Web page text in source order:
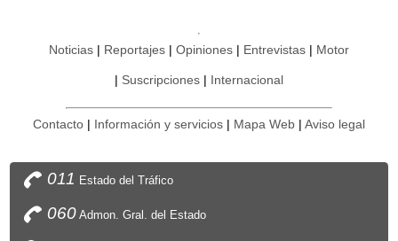
Noticias Reportajes Opiniones Entrevistas Motor
Suscripciones Internacional
Contacto Información y servicios Mapa Web Aviso legal
011 Estado del Tráfico
060Admon. Gral. del Estado